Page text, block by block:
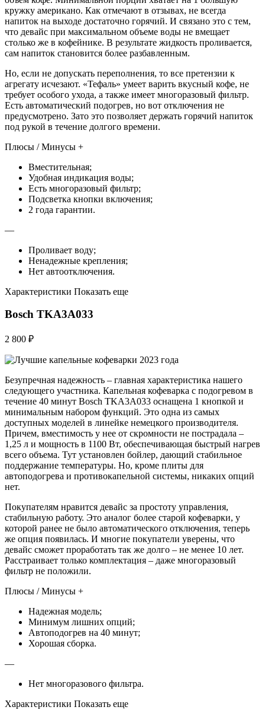
кружку американо. Как отмечают в отзывах, не всегда
напиток на выходе достаточно горячий. И связано это с тем,
что девайс при максимальном объеме воды не вмещает
столько же в кофейнике. В результате жидкость проливается,
сам напиток становится более разбавленным.
Но, если не допускать переполнения, то все претензии к
агрегату исчезают. «Тефаль» умеет варить вкусный кофе, не
требует особого ухода, а также имеет многоразовый фильтр.
Есть автоматический подогрев, но вот отключения не
предусмотрено. Зато это позволяет держать горячий напиток
под рукой в течение долгого времени.
Плюсы / Минусы +
Вместительная;
Удобная индикация воды;
Есть многоразовый фильтр;
Подсветка кнопки включения;
2 года гарантии.
—
Проливает воду;
Ненадежные крепления;
Нет автоотключения.
Характеристики Показать еще
Bosch TKA3A033
2 800 ₽
Безупречная надежность – главная характеристика нашего
следующего участника. Капельная кофеварка с подогревом в
течение 40 минут Bosch TKA3A033 оснащена 1 кнопкой и
минимальным набором функций. Это одна из самых
доступных моделей в линейке немецкого производителя.
Причем, вместимость у нее от скромности не пострадала –
1,25 л и мощность в 1100 Вт, обеспечивающая быстрый нагрев
всего объема. Тут установлен бойлер, дающий стабильное
поддержание температуры. Но, кроме плиты для
автоподогрева и противокапельной системы, никаких опций
нет.
Покупателям нравится девайс за простоту управления,
стабильную работу. Это аналог более старой кофеварки, у
которой ранее не было автоматического отключения, теперь
же опция появилась. И многие покупатели уверены, что
девайс сможет проработать так же долго – не менее 10 лет.
Расстраивает только комплектация – даже многоразовый
фильтр не положили.
Плюсы / Минусы +
Надежная модель;
Минимум лишних опций;
Автоподогрев на 40 минут;
Хорошая сборка.
—
Нет многоразового фильтра.
Характеристики Показать еще